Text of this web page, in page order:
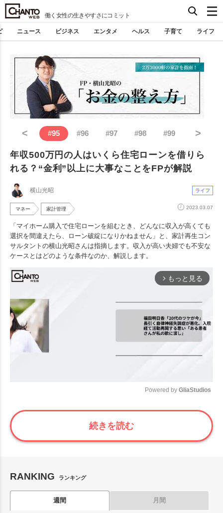
働く女性の生きやすさにコミット
ニュース ビジネス エンタメ ヘルス 子育て ライフ
< #95 #96 #97 #98 #99 >
年収500万円の人はいくら住宅ローンを借りら
れる？“金利”以上に大事なことをFPが解説
横山光昭 ライフ
マネー 家計管理 2023.03.07
「マイホーム購入で住宅ローンを組むとき、どんなに収入が高くても
選択を間違えたら、ローン破綻になりかねません」と、家計再生コン
サルタントの横山光昭さんは指摘します。収入が高い夫婦でも不安な
ケースとはどのような条件なのか、解説します。
arrow_forward_ios もっと見る
Mute
Powered by GliaStudios
続きを読む
RANKING ランキング
週間 月間